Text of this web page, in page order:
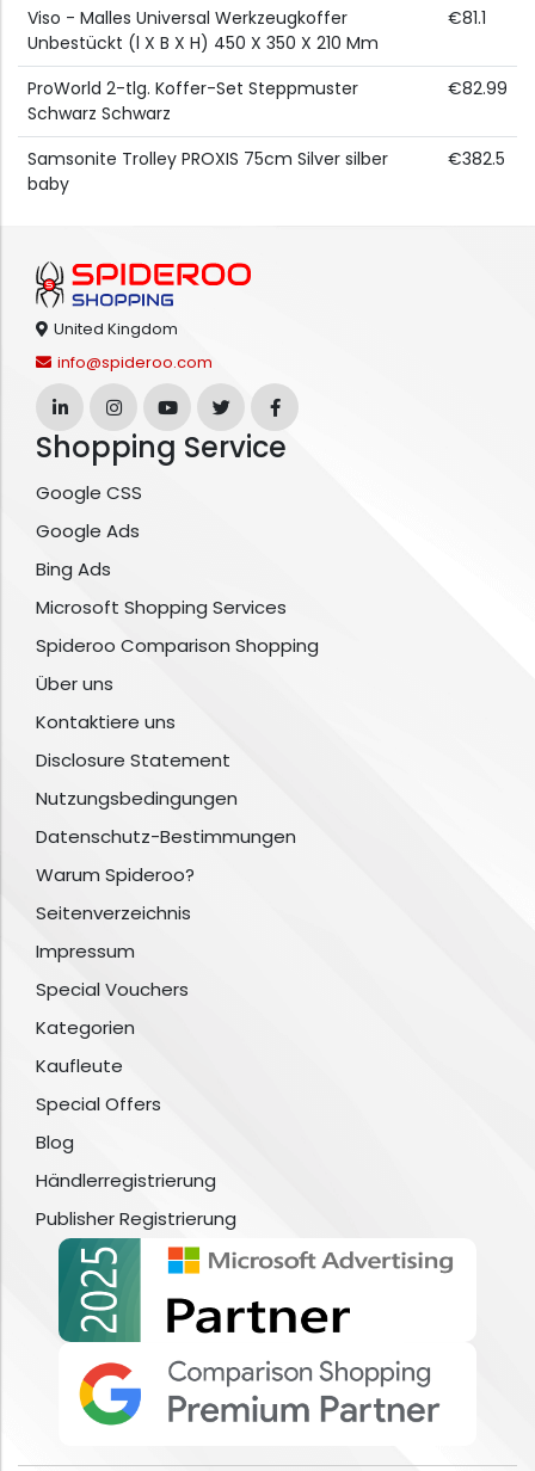
Viso - Malles Universal Werkzeugkoffer
Unbestückt (l X B X H) 450 X 350 X 210 Mm
€81.1
ProWorld 2-tlg. Koffer-Set Steppmuster
Schwarz Schwarz
€82.99
Samsonite Trolley PROXIS 75cm Silver silber
baby
€382.5
United Kingdom
info@spideroo.com
Shopping Service
Google CSS
Google Ads
Bing Ads
Microsoft Shopping Services
Spideroo Comparison Shopping
Über uns
Kontaktiere uns
Disclosure Statement
Nutzungsbedingungen
Datenschutz-Bestimmungen
Warum Spideroo?
Seitenverzeichnis
Impressum
Special Vouchers
Kategorien
Kaufleute
Special Offers
Blog
Händlerregistrierung
Publisher Registrierung